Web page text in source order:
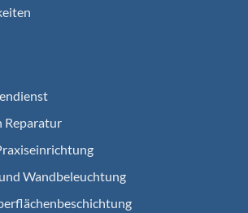
Reparatur
Wandbeleuchtung